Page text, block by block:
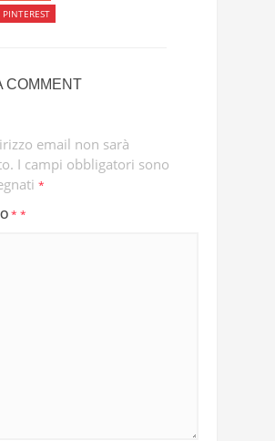
PINTEREST
COMMENT
email non sarà
I campi obbligatori sono
*
* *